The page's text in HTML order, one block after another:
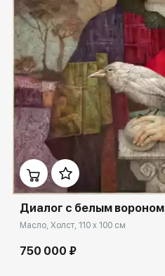
Домен:
Диалог с белым вороном
Масло, Холст, 110 x 100 см
750 000 ₽